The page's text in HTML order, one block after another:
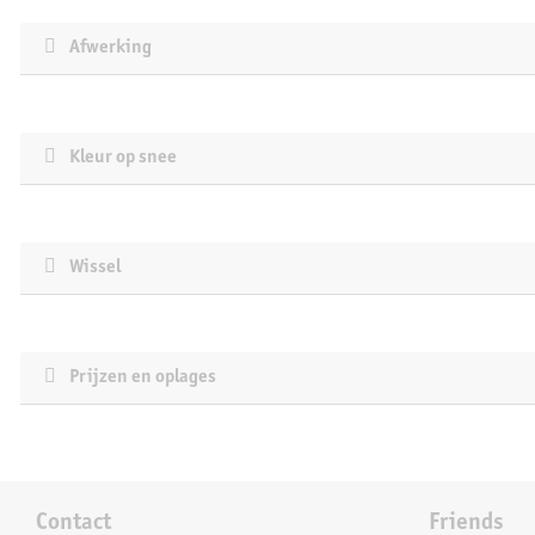
Afwerking
Kleur op snee
Wissel
Prijzen en oplages
Contact Friends